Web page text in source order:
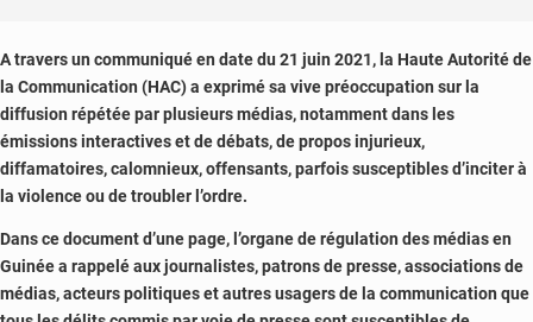
A travers un communiqué en date du 21 juin 2021, la Haute Autorité de
la Communication (HAC) a exprimé sa vive préoccupation sur la
diffusion répétée par plusieurs médias, notamment dans les
émissions interactives et de débats, de propos injurieux,
diffamatoires, calomnieux, offensants, parfois susceptibles d’inciter à
la violence ou de troubler l’ordre.
Dans ce document d’une page, l’organe de régulation des médias en
Guinée a rappelé aux journalistes, patrons de presse, associations de
médias, acteurs politiques et autres usagers de la communication que